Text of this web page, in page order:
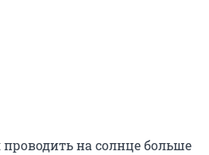
на солнце больше